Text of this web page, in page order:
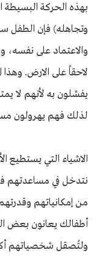
بهذه الحركة البسيطة
وتجاهله) فإن الطفل
والاعتماد على
لاحقاً على الارض. وهذا
يفشلون به لأنهم لا
لذلك فهم يهرولون
الاشياء التي يستطيع
نتدخل في مساعدتهم
من إمكانياتهم
أطفالك يعانون بعض
ولتُصقل شخصياتهم